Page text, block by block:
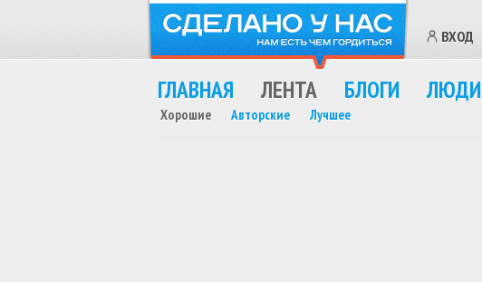
ВХОД
ГЛАВНАЯ ЛЕНТА БЛОГИ ЛЮДИ
Хорошие Авторские Лучшее